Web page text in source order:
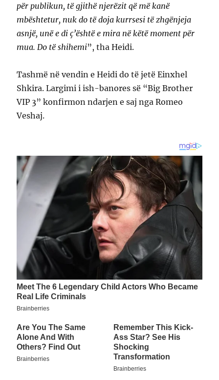
për publikun, të gjithë njerëzit që më kanë
mbështetur, nuk do të doja kurrsesi të zhgënjeja
asnjë, unë e di ç’është e mira në këtë moment për
mua. Do të shihemi”, tha Heidi.
Tashmë në vendin e Heidi do të jetë Einxhel
Shkira. Largimi i ish-banores së “Big Brother
VIP 3” konfirmon ndarjen e saj nga Romeo
Veshaj.